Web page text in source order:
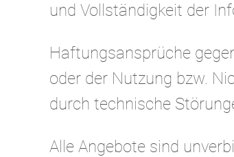
und Vollständigkeit der
Haftungsansprüche
oder der Nutzung bzw.
durch technische
Alle Angebote sind